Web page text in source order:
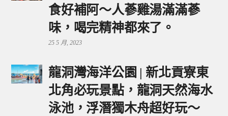
食好補阿～人蔘雞湯滿滿蔘
味，喝完精神都來了。
25 5 月, 2023
龍洞灣海洋公園 | 新北貢寮東
北角必玩景點，龍洞天然海水
泳池，浮潛獨木舟超好玩～